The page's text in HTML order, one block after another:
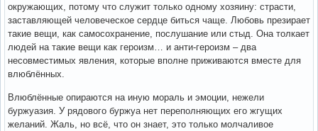
окружающих, потому что служит только одному хозяину: страсти,
заставляющей человеческое сердце биться чаще. Любовь презирает
такие вещи, как самосохранение, послушание или стыд. Она толкает
людей на такие вещи как героизм… и анти-героизм – два
несовместимых явления, которые вполне приживаются вместе для
влюблённых.
Влюблённые опираются на иную мораль и эмоции, нежели
буржуазия. У рядового буржуа нет переполняющих его жгущих
желаний. Жаль, но всё, что он знает, это только молчаливое